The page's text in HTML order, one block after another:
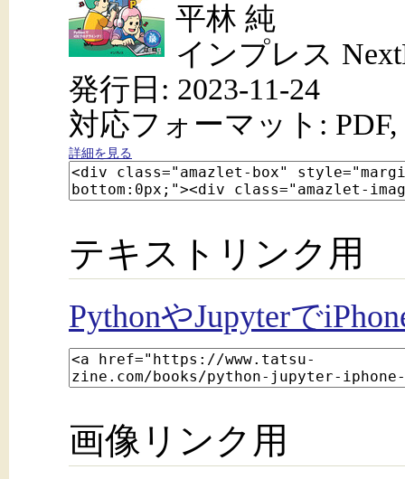
平林 純
インプレス
発行日: 2023-11-24
対応フォーマット: PDF,
詳細を見る
テキストリンク用
PythonやJupyterで
画像リンク用